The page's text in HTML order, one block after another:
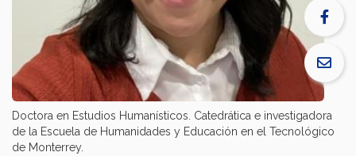
Doctora en Estudios Humanísticos. Catedrática e investigadora
de la Escuela de Humanidades y Educación en el Tecnológico
de Monterrey.